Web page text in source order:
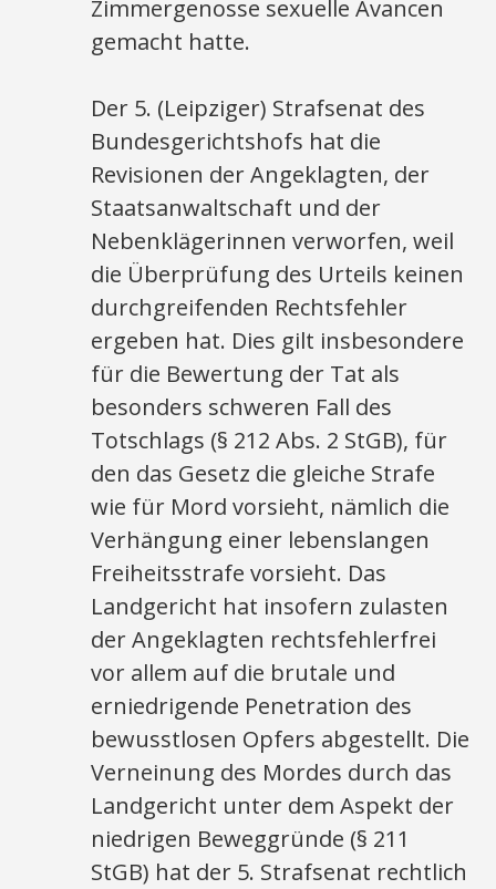
Zimmergenosse sexuelle Avancen
gemacht hatte.
Der 5. (Leipziger) Strafsenat des
Bundesgerichtshofs hat die
Revisionen der Angeklagten, der
Staatsanwaltschaft und der
Nebenklägerinnen verworfen, weil
die Überprüfung des Urteils keinen
durchgreifenden Rechtsfehler
ergeben hat. Dies gilt insbesondere
für die Bewertung der Tat als
besonders schweren Fall des
Totschlags (§ 212 Abs. 2 StGB), für
den das Gesetz die gleiche Strafe
wie für Mord vorsieht, nämlich die
Verhängung einer lebenslangen
Freiheitsstrafe vorsieht. Das
Landgericht hat insofern zulasten
der Angeklagten rechtsfehlerfrei
vor allem auf die brutale und
erniedrigende Penetration des
bewusstlosen Opfers abgestellt. Die
Verneinung des Mordes durch das
Landgericht unter dem Aspekt der
niedrigen Beweggründe (§ 211
StGB) hat der 5. Strafsenat rechtlich